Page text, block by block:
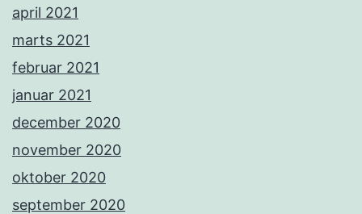
april 2021
marts 2021
februar 2021
januar 2021
december 2020
november 2020
oktober 2020
september 2020